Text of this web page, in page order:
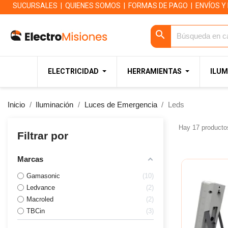
SUCURSALES QUIENES SOMOS FORMAS DE PAGO ENVÍOS
search
ELECTRICIDAD HERRAMIENTAS
Inicio Iluminación Luces de Emergencia Leds
Filtrar por
Marcas
Gamasonic
10
Ledvance
2
Macroled
2
TBCin
3
Hay 17